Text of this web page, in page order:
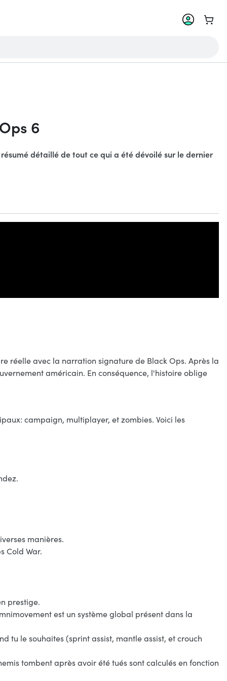
Aller
6
détaillé de tout ce qui a été dévoilé sur le dernier
réelle avec la narration signature de Black Ops. Après la
américain. En conséquence, l'histoire oblige
campaign, multiplayer, et zombies. Voici les
manières.
Cold War.
prestige.
est un système global présent dans la
tu le souhaites (sprint assist, mantle assist, et crouch
tombent après avoir été tués sont calculés en fonction